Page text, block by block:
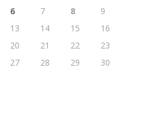
6 7 8
9
13 14 15
16
20 21 22
23
27 28 29
30